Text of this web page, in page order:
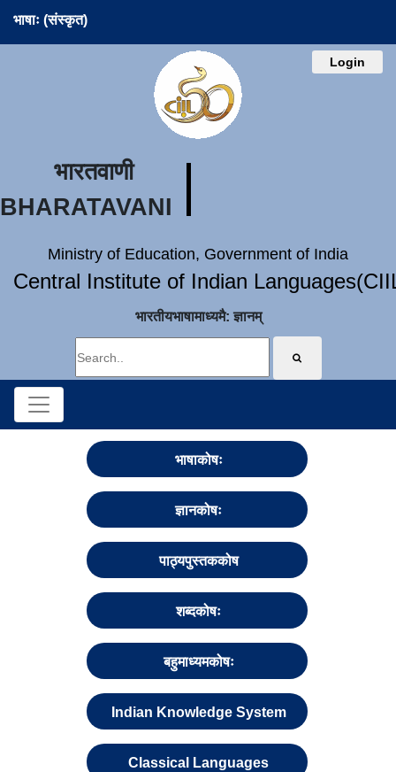
भाषाः (संस्कृत)
Login
भारतवाणी
BHARATAVANI
Ministry of Education, Government of India
Central Institute of Indian
भारतीयभाषामाध्यमै: ज्ञानम्
भाषाकोषः
ज्ञानकोषः
पाठ्यपुस्तककोष
शब्दकोषः
बहुमाध्यमकोषः
Indian Knowledge System
Classical Languages